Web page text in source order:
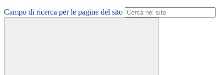
Campo di ricerca per le pagine del sito